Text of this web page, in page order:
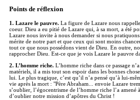
Points de réflexion
1. Lazare le pauvre. La figure de Lazare nous
coeur. Dieu a eu pitié de Lazare qui, à sa mort, a été
Lazare nous invite à nous demander si nous
mérite de notre part et que ceux qui sont moins
tout ce que nous possédons vient de Dieu. En outre,
rapprocher Dieu. Est-ce que je vois Lazare le pauvre
2. L’homme riche. L’homme riche dans ce passage
matériels, il a mis tout son espoir dans les bonnes
lui. Le plus tragique, c’est qu’il n’a pensé qu’à lui-
vie après la mort : "Père Abraham... envoie Lazare
s’oublier, l’égocentrisme de l’homme riche l’a
d’oublier notre mission d’apôtres du Christ !